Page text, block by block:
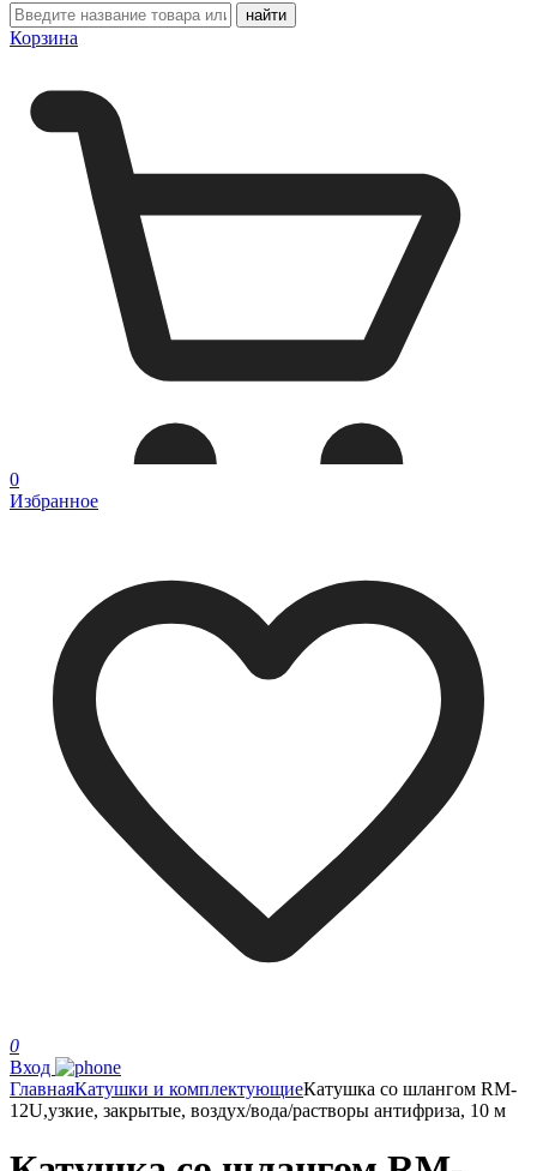
Корзина
0
Избранное
0
Вход
ГлавнаяКатушки и комплектующиеКатушка со шлангом RM-
12U,узкие, закрытые, воздух/вода/растворы антифриза, 10 м